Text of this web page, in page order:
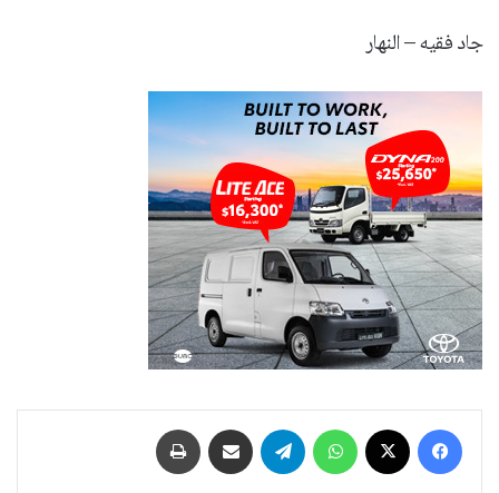
جاد فقيه – النهار
فيسبوك واتساب تيلقرام مشاركة عبر البريد